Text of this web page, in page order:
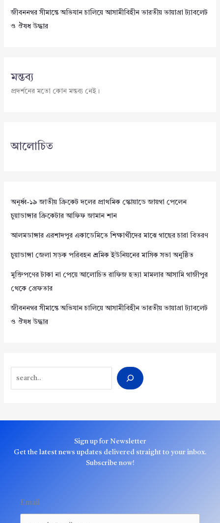
জীবননগর সীমান্তে অভিযান চালিয়ে আসামীবিহীন ভারতীয় ভায়াগ্রা ট্যাবলেট
ও ঔষধ উদ্ধার
মন্তব্য
প্রদর্শনের মতো কোন মন্তব্য নেই।
আলোচিত
অনূর্ধ্ব-১৯ জাতীয় ক্রিকেট দলের প্রাথমিক স্কোয়াডে জায়গা পেলেন
চুয়াডাঙ্গার ক্রিকেটার আফিফ জামান শান
আলমডাঙ্গার এরশাদপুর একাডেমিতে শিক্ষার্থীদের মাঝে গাছের চারা বিতরণ
চুয়াডাঙ্গা জেলা সড়ক পরিবহন শ্রমিক ইউনিয়নের মাসিক সভা অনুষ্ঠিত
মুক্তিপণের টাকা না পেয়ে আলোচিত রাফিজ হত্যা মামলার আসামি গাজীপুর
থেকে গ্রেফতার
জীবননগর সীমান্তে অভিযান চালিয়ে আসামীবিহীন ভারতীয় ভায়াগ্রা ট্যাবলেট
ও ঔষধ উদ্ধার
Sign up for Newsletter
Get the latest news updates delivered straight to your inbox.
Subscribe now!
Email